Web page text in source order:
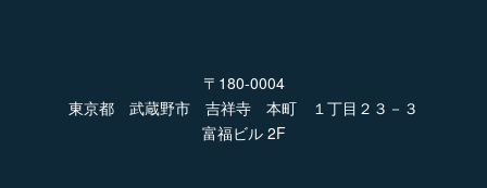
〒180-0004
東京都 武蔵野市 吉祥寺 本町 １丁目２３－３
富福ビル 2F